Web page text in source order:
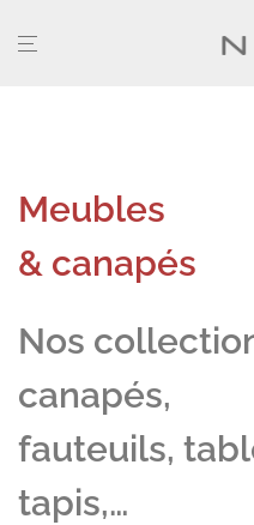
Meubles
& canapés
Nos
canapés,
fauteuils,
tapis,…